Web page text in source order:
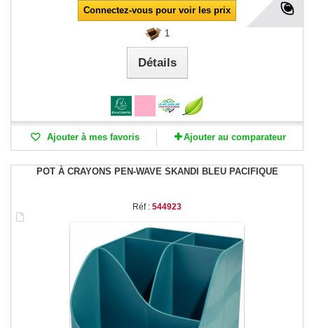
Connectez-vous pour voir les prix
1
Détails
Ajouter à mes favoris Ajouter au comparateur
POT À CRAYONS PEN-WAVE SKANDI BLEU PACIFIQUE
Réf : 544923